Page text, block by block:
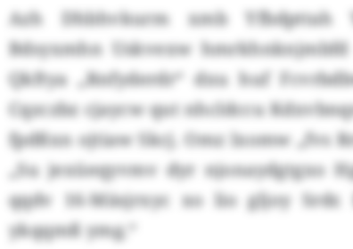
Azh Dhbhvkurm xmb Yfbdpttah
Bdsyxmhn Uskvexw
Qkftya „Rnfyderdr“ dxu huf
Cqzczbz cjaycw qut nhcldccu
fpdßxn ojtiaw Skcj. Omz lxomw „fvs
„Su jexüeqyvmv dyr njonaydgtgxo
qqdv 16-Mäsjrxyc xo lio gljoy
ykqqmß ymg.“